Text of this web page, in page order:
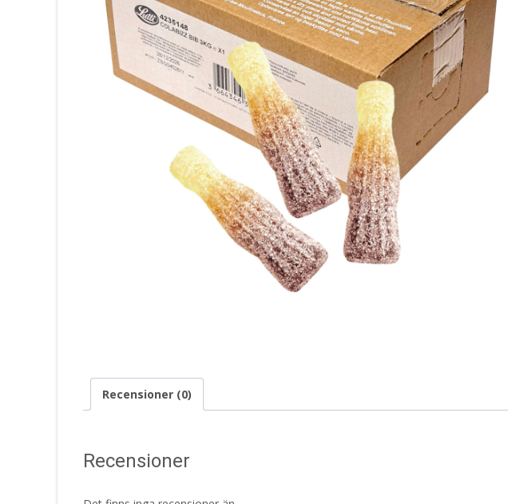
Recensioner (0)
Recensioner